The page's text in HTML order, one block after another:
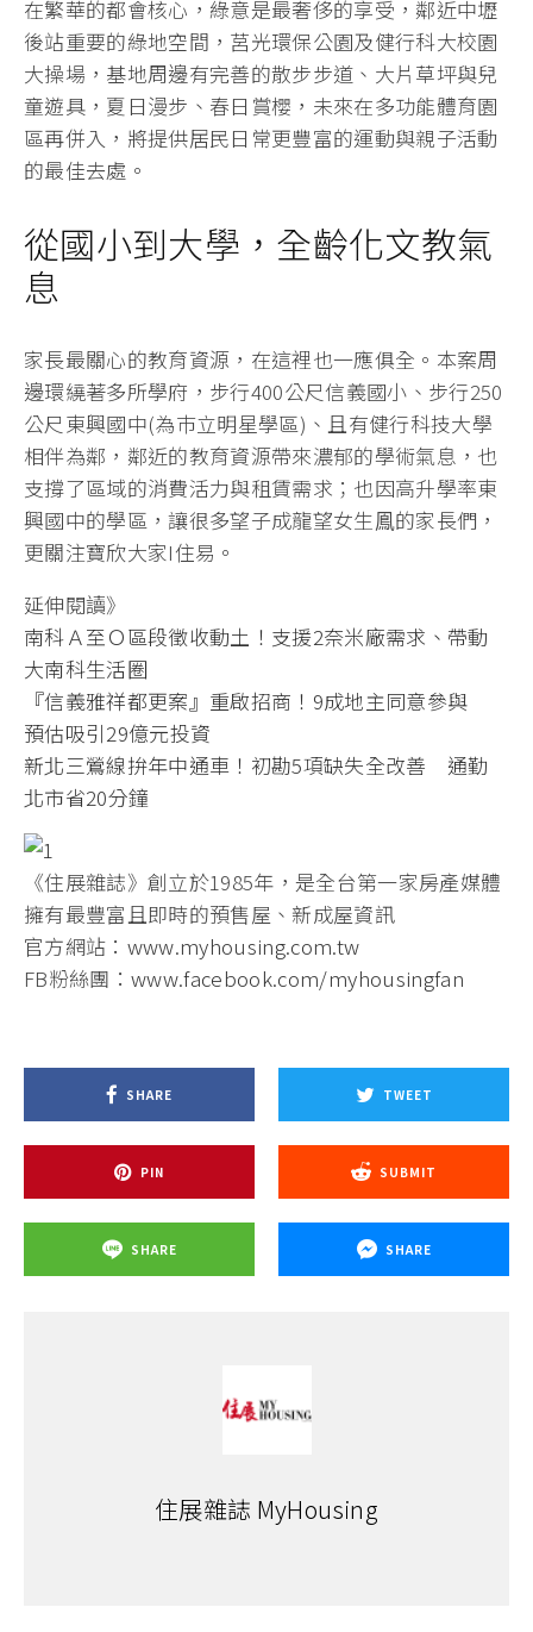
在繁華的都會核心，綠意是最奢侈的享受，鄰近中壢
後站重要的綠地空間，莒光環保公園及健行科大校園
大操場，基地周邊有完善的散步步道、大片草坪與兒
童遊具，夏日漫步、春日賞櫻，未來在多功能體育園
區再併入，將提供居民日常更豐富的運動與親子活動
的最佳去處。
從國小到大學，全齡化文教氣
息
家長最關心的教育資源，在這裡也一應俱全。本案周
邊環繞著多所學府，步行400公尺信義國小、步行250
公尺東興國中(為巿立明星學區)、且有健行科技大學
相伴為鄰，鄰近的教育資源帶來濃郁的學術氣息，也
支撐了區域的消費活力與租賃需求；也因高升學率東
興國中的學區，讓很多望子成龍望女生鳯的家長們，
更關注寶欣大家I住易。
延伸閱讀》
南科Ａ至Ｏ區段徵收動土！支援2奈米廠需求、帶動
大南科生活圈
『信義雅祥都更案』重啟招商！9成地主同意參與
預估吸引29億元投資
新北三鶯線拚年中通車！初勘5項缺失全改善 通勤
北市省20分鐘
《住展雜誌》創立於1985年，是全台第一家房產媒體
擁有最豐富且即時的預售屋、新成屋資訊
官方網站： www.myhousing.com.tw
FB粉絲團：www.facebook.com/myhousingfan
SHARE TWEET
PIN SUBMIT
SHARE SHARE
住展雜誌 MyHousing